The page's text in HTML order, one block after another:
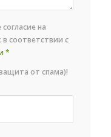
на
соответствии с
*
от спама)!